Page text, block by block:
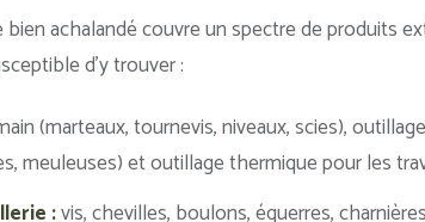
achalandé couvre un spectre de produits
d’y trouver :
(marteaux, tournevis, niveaux, scies),
meuleuses) et outillage thermique pour les
:vis, chevilles, boulons, équerres,